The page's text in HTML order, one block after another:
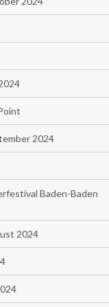
2024
Baden-Baden
2024